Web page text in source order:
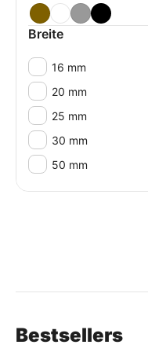
Breite
16 mm
20 mm
25 mm
30 mm
50 mm
Bestsellers